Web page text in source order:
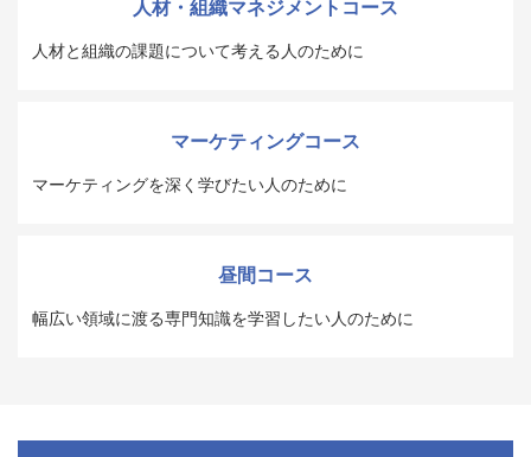
人材・組織マネジメントコース
人材と組織の課題について考える人のために
マーケティングコース
マーケティングを深く学びたい人のために
昼間コース
幅広い領域に渡る専門知識を学習したい人のために